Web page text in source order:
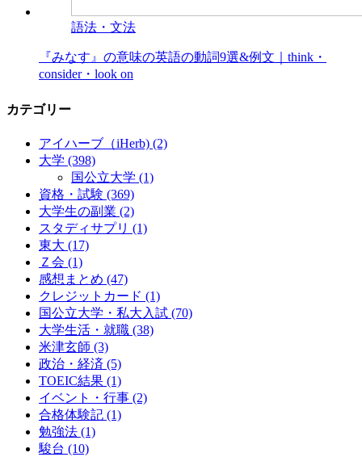
語法・文法
『みなす』の意味の英語の動詞9選&例文｜think・
consider・look on
カテゴリー
アイハーブ（iHerb) (2)
大学 (398)
国公立大学 (1)
資格・試験 (369)
大学生の副業 (2)
スタディサプリ (1)
東大 (17)
Ｚ会 (1)
感想まとめ (47)
クレジットカード (1)
国公立大学・私大入試 (70)
大学生活・就職 (38)
米津玄師 (3)
政治・経済 (5)
TOEIC結果 (1)
イベント・行事 (2)
合格体験記 (1)
勉強法 (1)
駿台 (10)